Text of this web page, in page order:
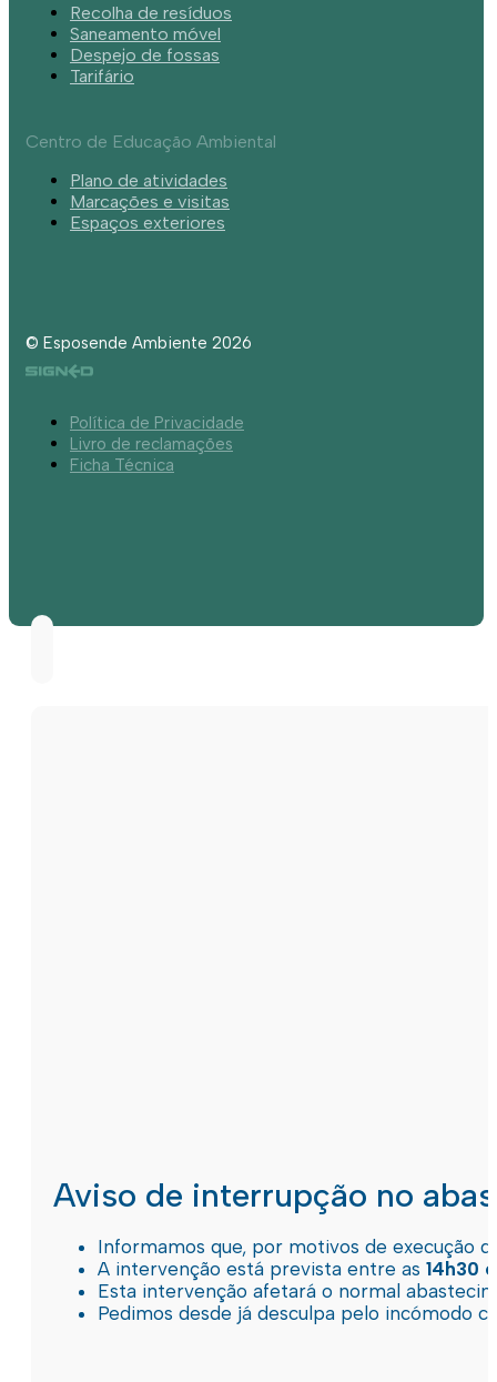
Recolha de resíduos
Saneamento móvel
Despejo de fossas
Tarifário
Centro de Educação Ambiental
Plano de atividades
Marcações e visitas
Espaços exteriores
© Esposende Ambiente 2026
Política de Privacidade
Livro de reclamações
Ficha Técnica
Aviso de interrupção no
Informamos que, por motivos de execução
A intervenção está prevista entre as 14h30
Esta intervenção afetará o normal
Pedimos desde já desculpa pelo incómodo